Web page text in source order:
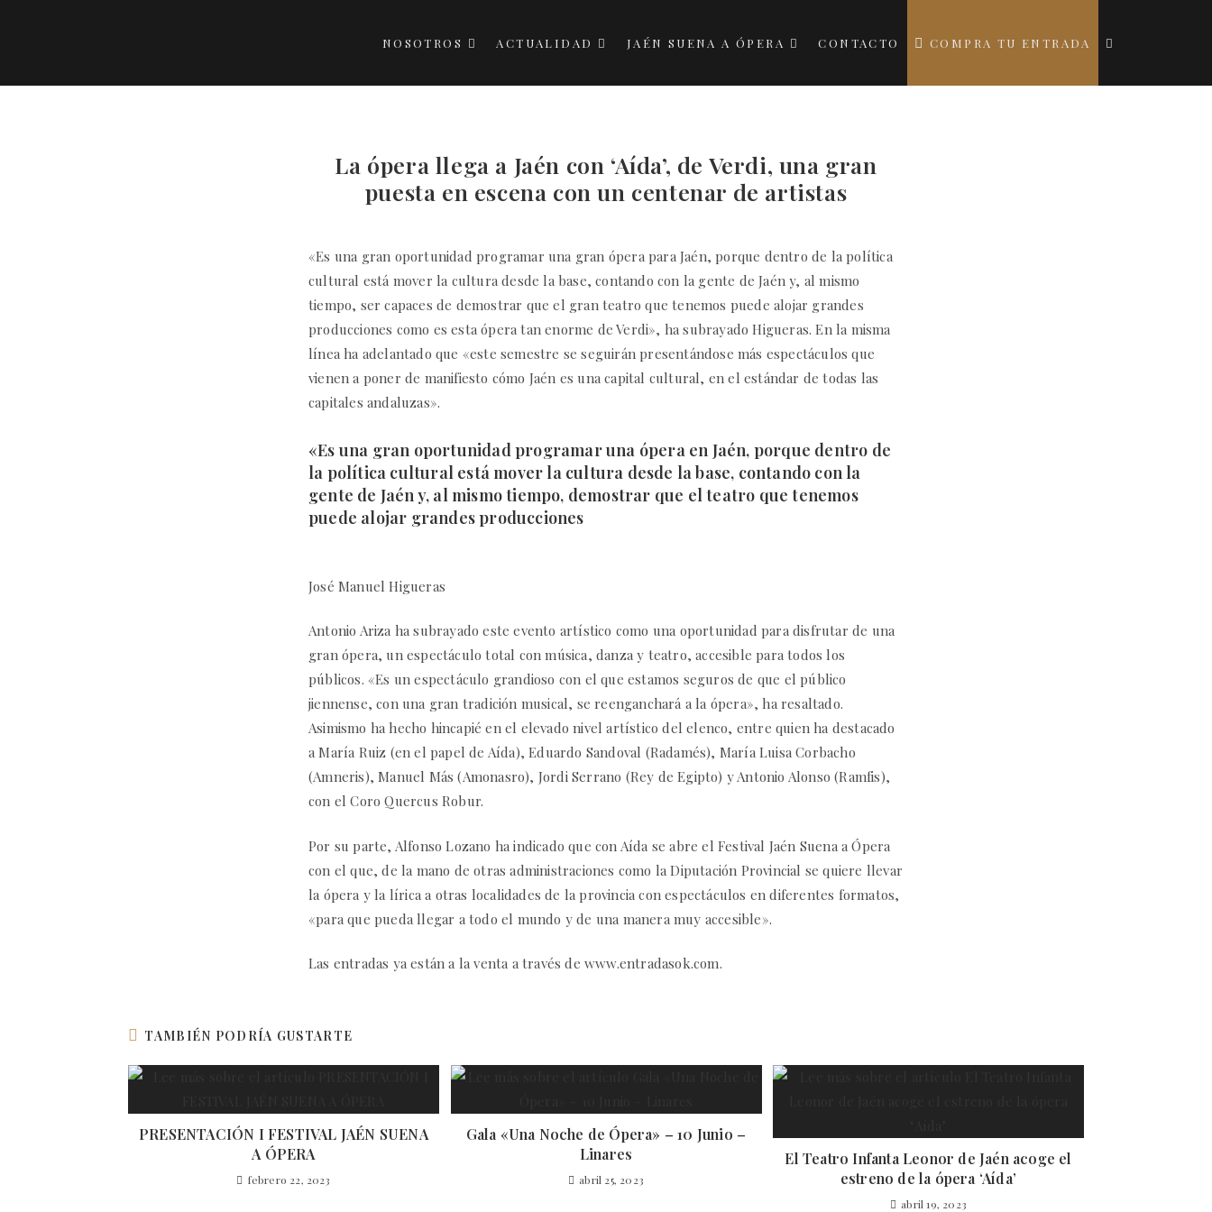
NOSOTROS ACTUALIDAD JAÉN SUENA A ÓPERA CONTACTO COMPRA TU ENTRADA
La ópera llega a Jaén con ‘Aída’, de Verdi, una gran
puesta en escena con un centenar de artistas
«Es una gran oportunidad programar una gran ópera para Jaén, porque dentro de la política
cultural está mover la cultura desde la base, contando con la gente de Jaén y, al mismo
tiempo, ser capaces de demostrar que el gran teatro que tenemos puede alojar grandes
producciones como es esta ópera tan enorme de Verdi», ha subrayado Higueras. En la misma
línea ha adelantado que «este semestre se seguirán presentándose más espectáculos que
vienen a poner de manifiesto cómo Jaén es una capital cultural, en el estándar de todas las
capitales andaluzas».
«Es una gran oportunidad programar una ópera en Jaén, porque dentro de
la política cultural está mover la cultura desde la base, contando con la
gente de Jaén y, al mismo tiempo, demostrar que el teatro que tenemos
puede alojar grandes producciones
José Manuel Higueras
Antonio Ariza ha subrayado este evento artístico como una oportunidad para disfrutar de una
gran ópera, un espectáculo total con música, danza y teatro, accesible para todos los
públicos. «Es un espectáculo grandioso con el que estamos seguros de que el público
jiennense, con una gran tradición musical, se reenganchará a la ópera», ha resaltado.
Asimismo ha hecho hincapié en el elevado nivel artístico del elenco, entre quien ha destacado
a María Ruiz (en el papel de Aída), Eduardo Sandoval (Radamés), María Luisa Corbacho
(Amneris), Manuel Más (Amonasro), Jordi Serrano (Rey de Egipto) y Antonio Alonso (Ramfis),
con el Coro Quercus Robur.
Por su parte, Alfonso Lozano ha indicado que con Aída se abre el Festival Jaén Suena a Ópera
con el que, de la mano de otras administraciones como la Diputación Provincial se quiere llevar
la ópera y la lírica a otras localidades de la provincia con espectáculos en diferentes formatos,
«para que pueda llegar a todo el mundo y de una manera muy accesible».
Las entradas ya están a la venta a través de www.entradasok.com.
TAMBIÉN PODRÍA GUSTARTE
PRESENTACIÓN I FESTIVAL JAÉN SUENA
A ÓPERA
febrero 22, 2023
Gala «Una Noche de Ópera» – 10 Junio –
Linares
abril 25, 2023
El Teatro Infanta Leonor de Jaén acoge el
estreno de la ópera ‘Aída’
abril 19, 2023